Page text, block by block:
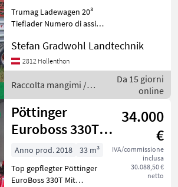
Trumag Ladewagen 20³
Tieflader Numero di assi
Cartellino del prezzo,
Protezione lame, : Raccolta
mangimi Autocaricanti
Stefan Gradwohl Landtechnik
2812 Hollenthon
Raccolta mangimi /
Trumag
Da 15 giorni
online
Pöttinger
Euroboss 330T
Supermatic
34.000
€
IVA/commissione
inclusa
30.088,50 €
netto
Anno prod. 2018
33 m³
Top gepflegter Pöttinger
EuroBoss 330T Mit